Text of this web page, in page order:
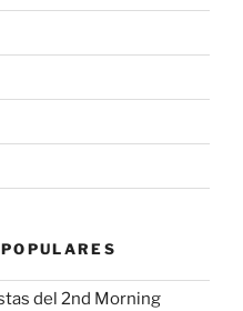
del 2nd Morning